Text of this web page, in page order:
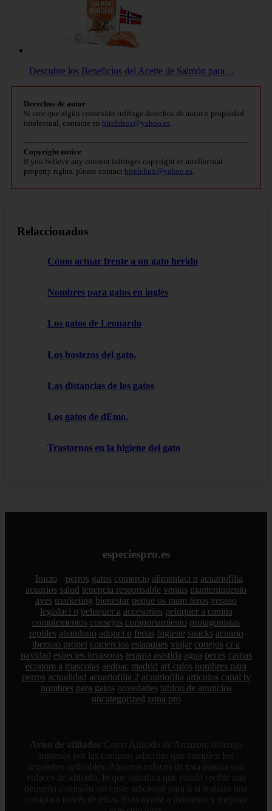
Descubre los Beneficios del Aceite de Salmón para…
Derechos de autor
Si cree que algún contenido infringe derechos de autor o propiedad
intelectual, contacte en bitelchux@yahoo.es.
Copyright notice
If you believe any content infringes copyright or intellectual
property rights, please contact bitelchux@yahoo.es.
Relaccionados
Cómo actuar frente a un gato herido
Nombres para gatos en inglés
Los gatos de Leonardo
Los bostezos del gato.
Las distancias de los gatos
Los gatos de dEmo.
Trastornos en la higiene del gato
especiespro.es
Inicio perros gatos comercio alimentaci n acuariofilia
acuarios salud tenencia responsable ventas mantenimiento
aves marketing bienestar peque os mam feros verano
legislaci n peluquer a accesorios peluquer a canina
complementos consejos comportamiento protagonistas
reptiles abandono adopci n ferias higiene snacks acuario
iberzoo propet comercios estanques viajar conejos cr a
navidad especies invasoras terapia asistida agua peces camas
econom a mascotas aedpac madrid art culos nombres para
perros actualidad acuariofilia 2 acuariofilia articulos canal tv
nombres para gatos novedades tablon de anuncios
uncategorized zona pro
Aviso de afiliados Como Afiliado de Amazon, obtengo
ingresos por las compras adscritas que cumplen los
requisitos aplicables. Algunos enlaces de esta página son
enlaces de afiliado, lo que significa que puedo recibir una
pequeña comisión sin coste adicional para ti si realizas una
compra a través de ellos. Esto ayuda a mantener y mejorar